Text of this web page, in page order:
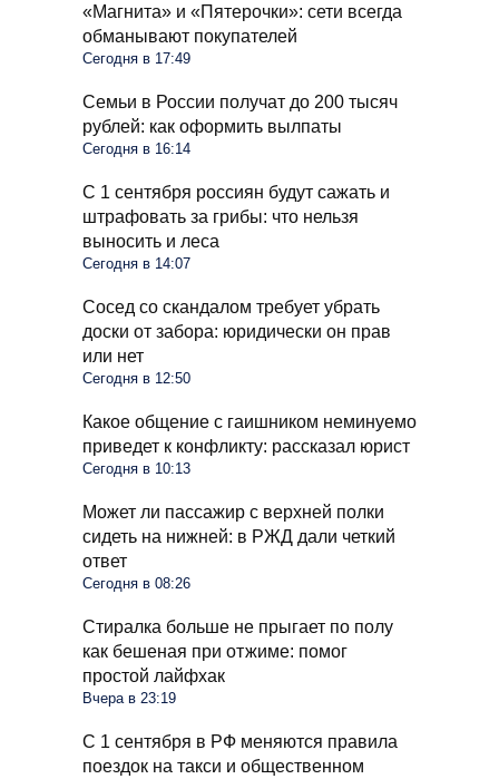
«Магнита» и «Пятерочки»: сети всегда
обманывают покупателей
Сегодня в 17:49
Семьи в России получат до 200 тысяч
рублей: как оформить вылпаты
Сегодня в 16:14
С 1 сентября россиян будут сажать и
штрафовать за грибы: что нельзя
выносить и леса
Сегодня в 14:07
Сосед со скандалом требует убрать
доски от забора: юридически он прав
или нет
Сегодня в 12:50
Какое общение с гаишником неминуемо
приведет к конфликту: рассказал юрист
Сегодня в 10:13
Может ли пассажир с верхней полки
сидеть на нижней: в РЖД дали четкий
ответ
Сегодня в 08:26
Стиралка больше не прыгает по полу
как бешеная при отжиме: помог
простой лайфхак
Вчера в 23:19
С 1 сентября в РФ меняются правила
поездок на такси и общественном